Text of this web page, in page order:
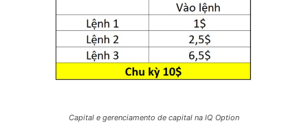
Capital e gerenciamento de capital na IQ Option